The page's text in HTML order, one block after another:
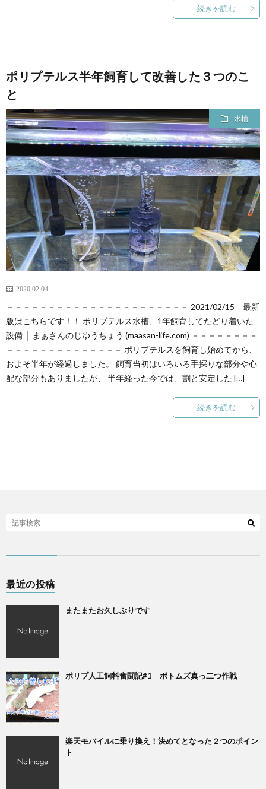
続きを読む
ポリプテルス半年飼育して改善した３つのこ
と
水槽
2020.02.04
－－－－－－－－－－－－－－－－－－－－－－ 2021/02/15 最新
版はこちらです！！ ポリプテルス水槽、1年飼育してたどり着いた
設備 │ まぁさんのじゆうちょう (maasan-life.com) －－－－－－－－
－－－－－－－－－－－－－－ ポリプテルスを飼育し始めてから、
およそ半年が経過しました。 飼育当初はいろいろ手探りな部分や心
配な部分もありましたが、 半年経った今では、割と安定した […]
続きを読む
最近の投稿
またまたお久しぶりです
ポリプ人工飼料奮闘記#1 ボトムズ真っ二つ作戦
楽天モバイルに乗り換え！決めてとなった２つのポイン
ト